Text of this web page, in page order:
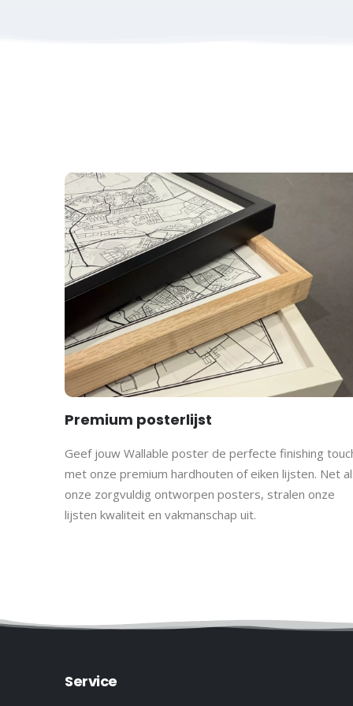
Premium posterlijst
Geef jouw Wallable poster de perfecte finishing
met onze premium hardhouten of eiken lijsten. Net
onze zorgvuldig ontworpen posters, stralen onze
lijsten kwaliteit en vakmanschap uit.
Service